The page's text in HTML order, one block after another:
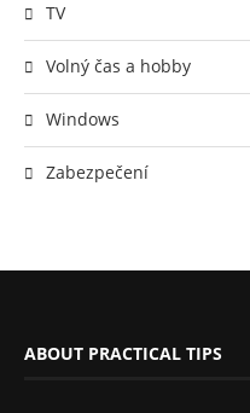
TV
Volný čas a hobby
Windows
Zabezpečení
ABOUT PRACTICAL TIPS